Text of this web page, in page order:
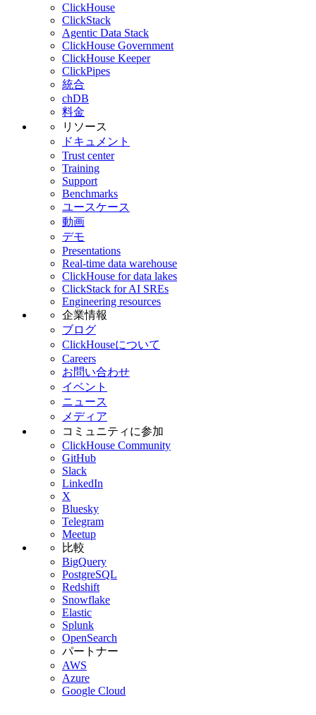
ClickHouse
ClickStack
Agentic Data Stack
ClickHouse Government
ClickHouse Keeper
ClickPipes
統合
chDB
料金
リソース
ドキュメント
Trust center
Training
Support
Benchmarks
ユースケース
動画
デモ
Presentations
Real-time data warehouse
ClickHouse for data lakes
ClickStack for AI SREs
Engineering resources
企業情報
ブログ
ClickHouseについて
Careers
お問い合わせ
イベント
ニュース
メディア
コミュニティに参加
ClickHouse Community
GitHub
Slack
LinkedIn
X
Bluesky
Telegram
Meetup
比較
BigQuery
PostgreSQL
Redshift
Snowflake
Elastic
Splunk
OpenSearch
パートナー
AWS
Azure
Google Cloud